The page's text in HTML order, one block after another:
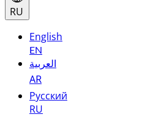
RU
English
EN
العربية
AR
Русский
RU